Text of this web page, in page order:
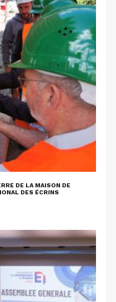
DE LA MAISON DE
DES ÉCRINS